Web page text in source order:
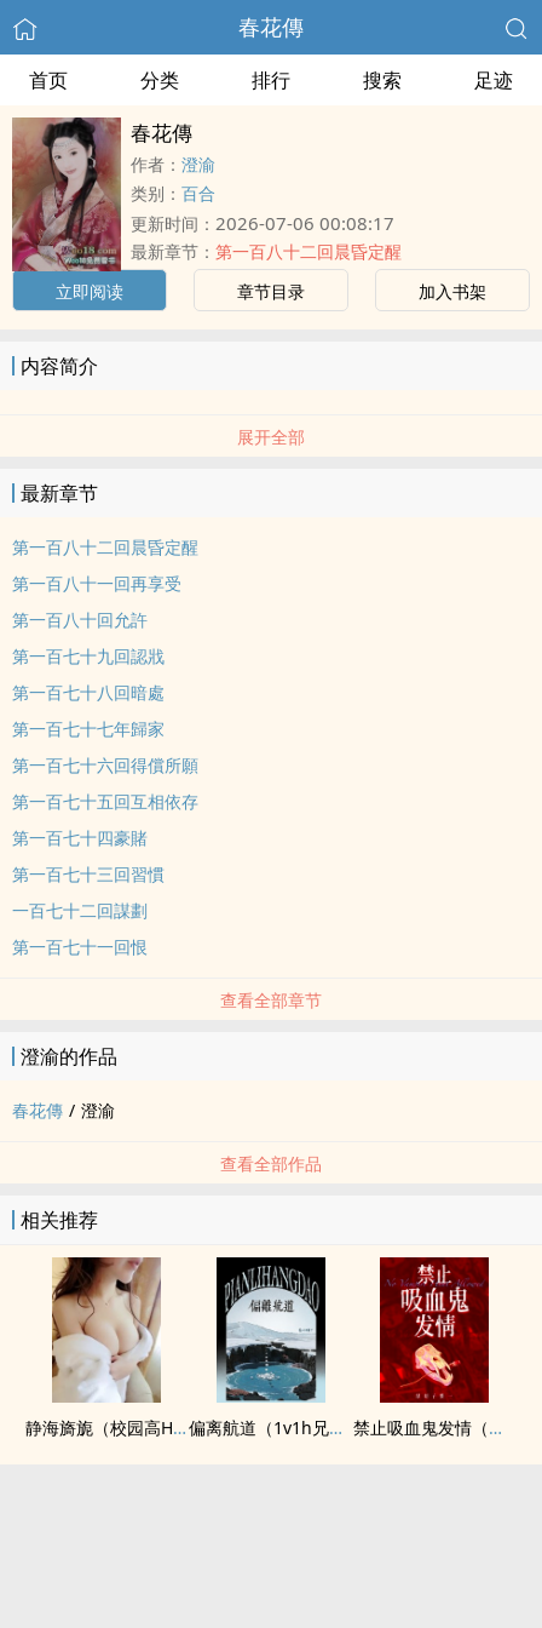
春花傳
首页 分类 排行 搜索 足迹
春花傳
作者： 澄渝
类别： 百合
更新时间： 2026-07-06 00:08:17
最新章节： 第一百八十二回晨昏定醒
立即阅读
章节目录 加入书架
内容简介
展开全部
最新章节
第一百八十二回晨昏定醒
第一百八十一回再享受
第一百八十回允許
第一百七十九回認戕
第一百七十八回暗處
第一百七十七年歸家
第一百七十六回得償所願
第一百七十五回互相依存
第一百七十四豪賭
第一百七十三回習慣
一百七十二回謀劃
第一百七十一回恨
查看全部章节
澄渝的作品
春花傳 / 澄渝
查看全部作品
相关推荐
静海旖旎（校园高H） 偏离航道（1v1h兄妹骨科bg） 禁止吸血鬼发情（姐狗高H 1v1）